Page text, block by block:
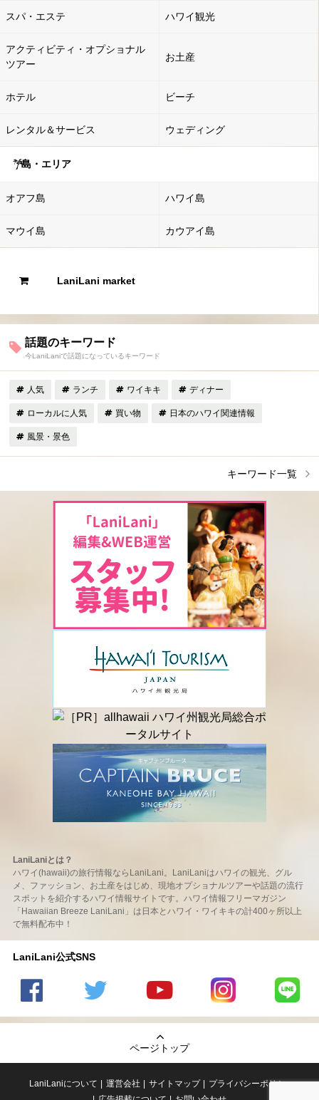
スパ・エステ ハワイ観光
アクティビティ・オプショナル
ツアー
お土産
ホテル ビーチ
レンタル＆サービス ウェディング
島・エリア
オアフ島 ハワイ島
マウイ島 カウアイ島
LaniLani market
話題のキーワード
今LaniLaniで話題になっているキーワード
人気 ランチ ワイキキ ディナー
ローカルに人気 買い物 日本のハワイ関連情報
風景・景色
キーワード一覧
LaniLaniとは？
ハワイ(hawaii)の旅行情報ならLaniLani。LaniLaniはハワイの観光、グル
メ、ファッション、お土産をはじめ、現地オプショナルツアーや話題の流行
スポットを紹介するハワイ情報サイトです。ハワイ情報フリーマガジン
「Hawaiian Breeze LaniLani」は日本とハワイ・ワイキキの計400ヶ所以上
で無料配布中！
LaniLani公式SNS
の
のtwitter
の
Youtube
チャンネ
LaniLani
LaniLani
ページトップ
LaniLaniについて 運営会社 サイトマップ
プライバシーポリシー